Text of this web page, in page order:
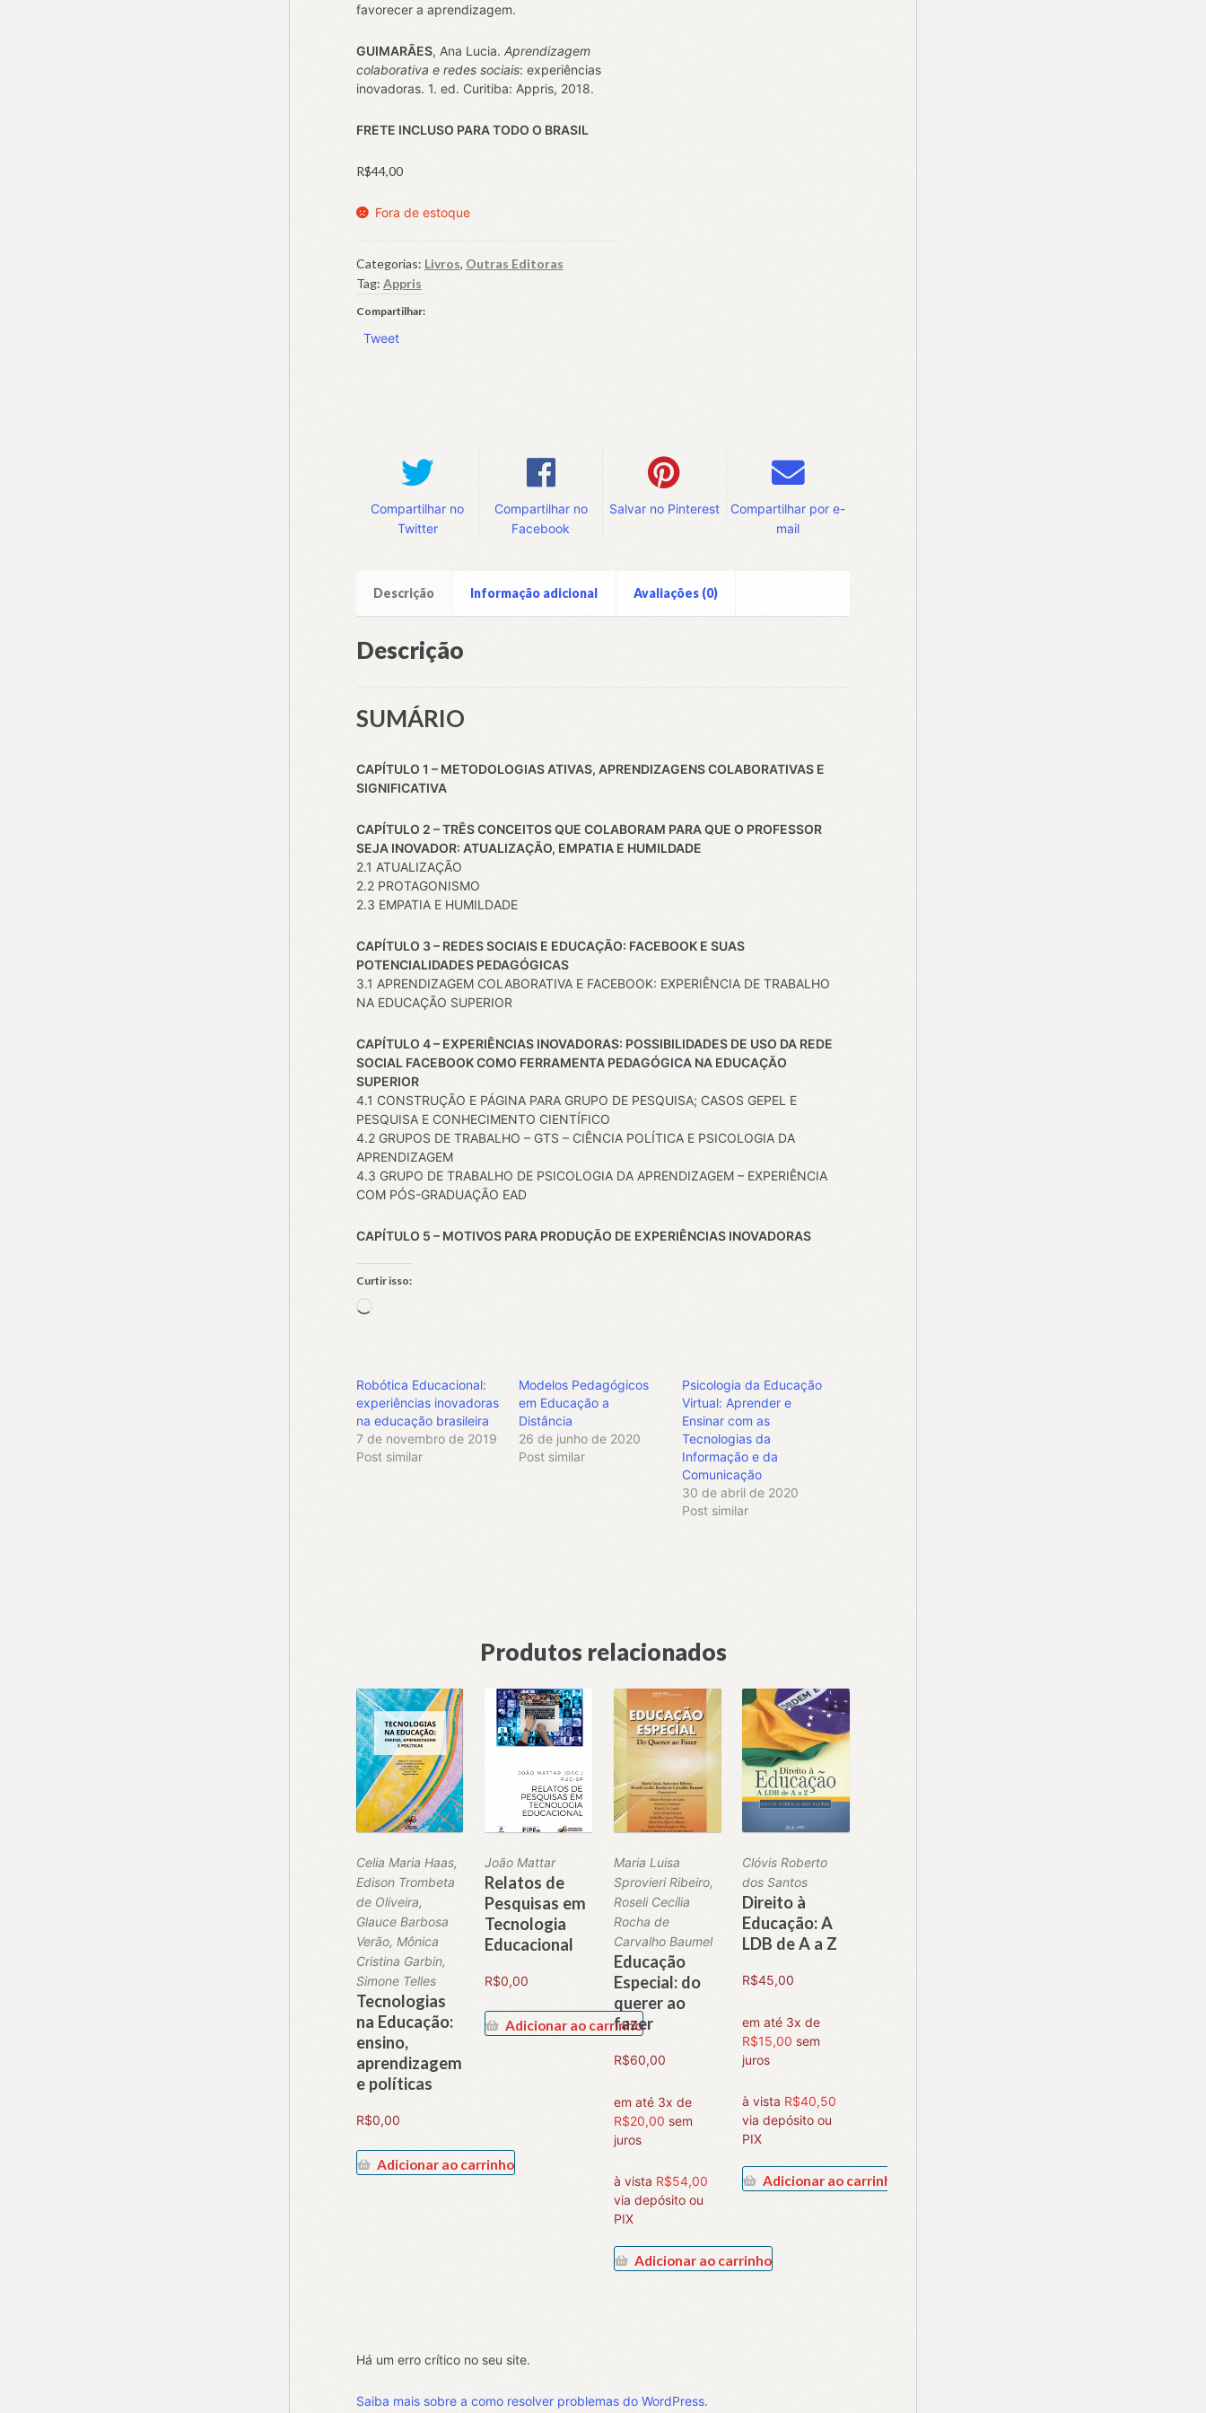
favorecer a aprendizagem.
GUIMARÃES, Ana Lucia. Aprendizagem
colaborativa e redes sociais: experiências
inovadoras. 1. ed. Curitiba: Appris, 2018.
FRETE INCLUSO PARA TODO O BRASIL
R$44,00
Fora de estoque
Categorias: Livros, Outras Editoras
Tag: Appris
Compartilhar:
Tweet
Compartilhar no
Twitter
Compartilhar no
Facebook
Salvar no Pinterest
Compartilhar por e-
mail
Descrição Informação adicional Avaliações (0)
Descrição
SUMÁRIO
CAPÍTULO 1 – METODOLOGIAS ATIVAS, APRENDIZAGENS COLABORATIVAS E
SIGNIFICATIVA
CAPÍTULO 2 –TRÊS CONCEITOS QUE COLABORAM PARA QUE O PROFESSOR
SEJA INOVADOR: ATUALIZAÇÃO, EMPATIA E HUMILDADE
2.1 ATUALIZAÇÃO
2.2 PROTAGONISMO
2.3 EMPATIA E HUMILDADE
CAPÍTULO 3 – REDES SOCIAIS E EDUCAÇÃO: FACEBOOK E SUAS
POTENCIALIDADES PEDAGÓGICAS
3.1 APRENDIZAGEM COLABORATIVA E FACEBOOK: EXPERIÊNCIA DE TRABALHO
NA EDUCAÇÃO SUPERIOR
CAPÍTULO 4 – EXPERIÊNCIAS INOVADORAS: POSSIBILIDADES DE USO DA REDE
SOCIAL FACEBOOK COMO FERRAMENTA PEDAGÓGICA NA EDUCAÇÃO
SUPERIOR
4.1 CONSTRUÇÃO E PÁGINA PARA GRUPO DE PESQUISA; CASOS GEPEL E
PESQUISA E CONHECIMENTO CIENTÍFICO
4.2 GRUPOS DE TRABALHO – GTS – CIÊNCIA POLÍTICA E PSICOLOGIA DA
APRENDIZAGEM
4.3 GRUPO DE TRABALHO DE PSICOLOGIA DA APRENDIZAGEM – EXPERIÊNCIA
COM PÓS-GRADUAÇÃO EAD
CAPÍTULO 5 – MOTIVOS PARA PRODUÇÃO DE EXPERIÊNCIAS INOVADORAS
Curtir isso:
Robótica Educacional:
experiências inovadoras
na educação brasileira
7 de novembro de 2019
Post similar
Modelos Pedagógicos
em Educação a
Distância
26 de junho de 2020
Post similar
Psicologia da Educação
Virtual: Aprender e
Ensinar com as
Tecnologias da
Informação e da
Comunicação
30 de abril de 2020
Post similar
Produtos relacionados
Celia Maria Haas,
Edison Trombeta
de Oliveira,
Glauce Barbosa
Verão, Mônica
Cristina Garbin,
Simone Telles
Tecnologias
na Educação:
ensino,
aprendizagem
e políticas
R$0,00
Adicionar ao carrinho
João Mattar
Relatos de
Pesquisas em
Tecnologia
Educacional
R$0,00
Adicionar ao carrinho
Maria Luisa
Sprovieri Ribeiro,
Roseli Cecília
Rocha de
Carvalho Baumel
Educação
Especial: do
querer ao
fazer
R$60,00
em até 3x de
R$20,00 sem
juros
à vista R$54,00
via depósito ou
PIX
Adicionar ao carrinho
Clóvis Roberto
dos Santos
Direito à
Educação: A
LDB de A a Z
R$45,00
em até 3x de
R$15,00 sem
juros
à vista R$40,50
via depósito ou
PIX
Adicionar ao carrinho
Há um erro crítico no seu site.
Saiba mais sobre a como resolver problemas do WordPress.